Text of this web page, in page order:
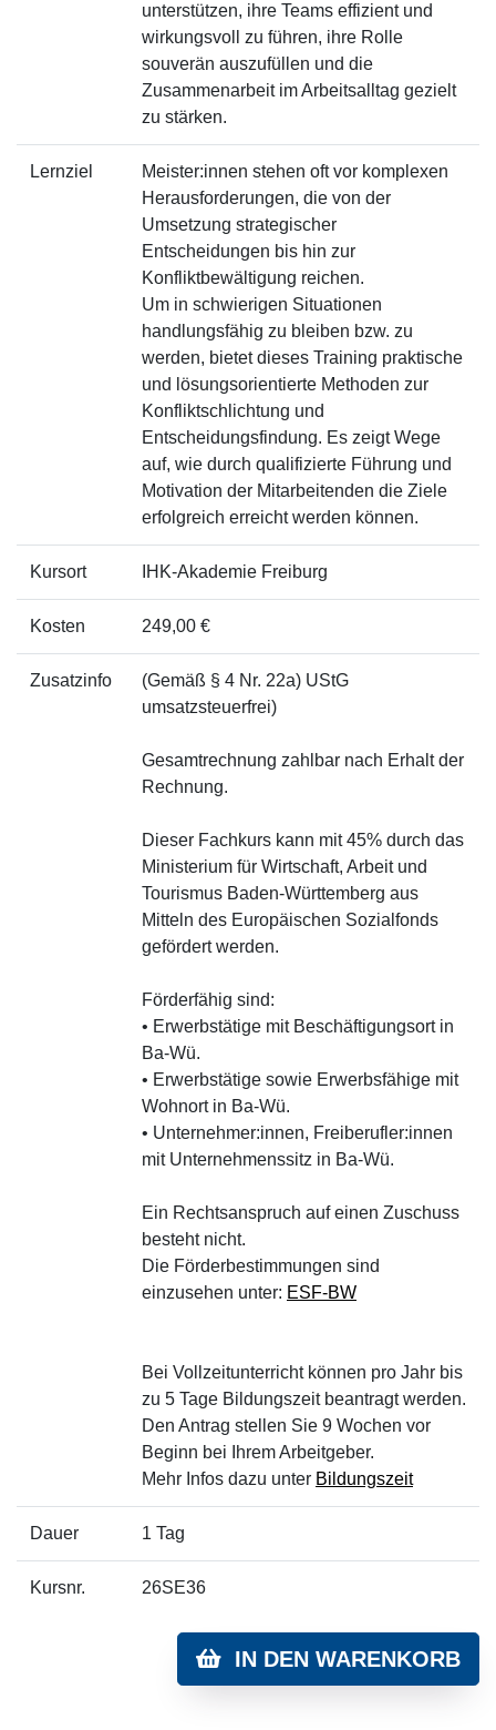
unterstützen, ihre Teams effizient und
wirkungsvoll zu führen, ihre Rolle
souverän auszufüllen und die
Zusammenarbeit im Arbeitsalltag gezielt
zu stärken.
Lernziel
Meister:innen stehen oft vor komplexen
Herausforderungen, die von der
Umsetzung strategischer
Entscheidungen bis hin zur
Konfliktbewältigung reichen.
Um in schwierigen Situationen
handlungsfähig zu bleiben bzw. zu
werden, bietet dieses Training praktische
und lösungsorientierte Methoden zur
Konfliktschlichtung und
Entscheidungsfindung. Es zeigt Wege
auf, wie durch qualifizierte Führung und
Motivation der Mitarbeitenden die Ziele
erfolgreich erreicht werden können.
Kursort IHK-Akademie Freiburg
Kosten 249,00 €
Zusatzinfo
(Gemäß § 4 Nr. 22a) UStG
umsatzsteuerfrei)
Gesamtrechnung zahlbar nach Erhalt der
Rechnung.
Dieser Fachkurs kann mit 45% durch das
Ministerium für Wirtschaft, Arbeit und
Tourismus Baden-Württemberg aus
Mitteln des Europäischen Sozialfonds
gefördert werden.
Förderfähig sind:
• Erwerbstätige mit Beschäftigungsort in
Ba-Wü.
• Erwerbstätige sowie Erwerbsfähige mit
Wohnort in Ba-Wü.
• Unternehmer:innen, Freiberufler:innen
mit Unternehmenssitz in Ba-Wü.
Ein Rechtsanspruch auf einen Zuschuss
besteht nicht.
Die Förderbestimmungen sind
einzusehen unter: ESF-BW
Bei Vollzeitunterricht können pro Jahr bis
zu 5 Tage Bildungszeit beantragt werden.
Den Antrag stellen Sie 9 Wochen vor
Beginn bei Ihrem Arbeitgeber.
Mehr Infos dazu unter Bildungszeit
Dauer 1 Tag
Kursnr. 26SE36
IN DEN WARENKORB